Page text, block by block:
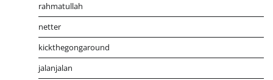
rahmatullah
netter
kickthegongaround
jalanjalan